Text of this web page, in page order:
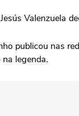
Valenzuela
publicou nas
legenda.